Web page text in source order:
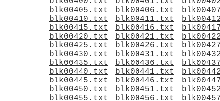
blk00405.txt
blk00406.txt
blk00410.txt
blk00411.txt
blk00415.txt
blk00416.txt
blk00420.txt
blk00421.txt
blk00425.txt
blk00426.txt
blk00430.txt
blk00431.txt
blk00435.txt
blk00436.txt
blk00440.txt
blk00441.txt
blk00445.txt
blk00446.txt
blk00450.txt
blk00451.txt
blk00455.txt
blk00456.txt